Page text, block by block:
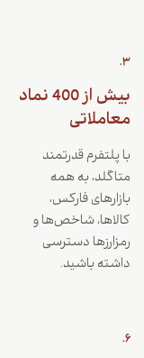
3.
بیش از 400 نماد
معاملاتی
با پلتفرم قدرتمند
متاگلد، به همه
بازارهای فارکس،
کالاها، شاخص‌ها و
رمزارزها دسترسی
داشته باشید.
6.